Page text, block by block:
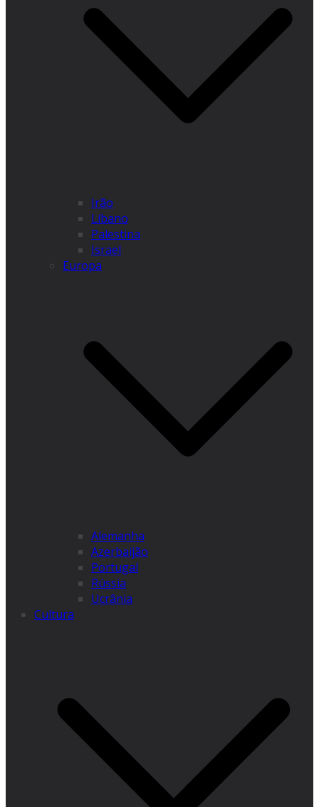
Irão
Líbano
Palestina
Israel
Europa
Alemanha
Azerbaijão
Portugal
Rússia
Ucrânia
Cultura